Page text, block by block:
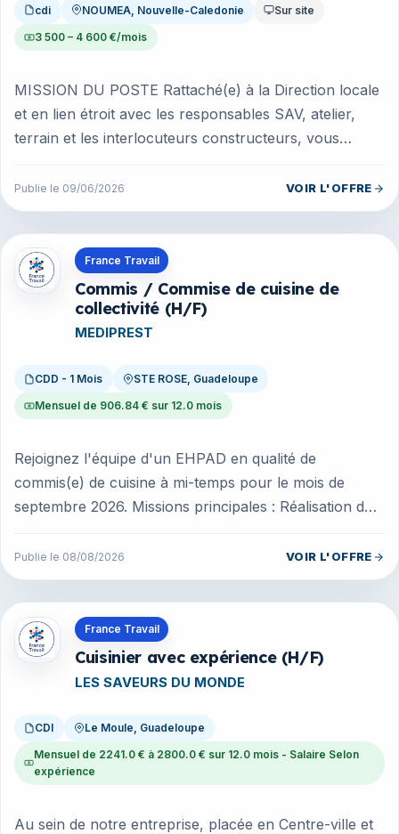
cdi NOUMEA, Nouvelle-Caledonie Sur site
3 500 – 4 600 €/mois
MISSION DU POSTE Rattaché(e) à la Direction locale
et en lien étroit avec les responsables SAV, atelier,
terrain et les interlocuteurs constructeurs, vous
Publie le 09/06/2026 VOIR L'OFFRE
France Travail
Commis / Commise de cuisine de
collectivité (H/F)
MEDIPREST
CDD - 1 Mois STE ROSE, Guadeloupe
Mensuel de 906.84 € sur 12.0 mois
Rejoignez l'équipe d'un EHPAD en qualité de
commis(e) de cuisine à mi-temps pour le mois de
septembre 2026. Missions principales : Réalisation de
Publie le 08/08/2026 VOIR L'OFFRE
Offres en Guadeloupe
France Travail
Cuisinier avec expérience (H/F)
LES SAVEURS DU MONDE
CDI Le Moule, Guadeloupe
Mensuel de 2241.0 € à 2800.0 € sur 12.0 mois - Salaire Selon
expérience
Au sein de notre entreprise, placée en Centre-ville et
Offres en Guadeloupe